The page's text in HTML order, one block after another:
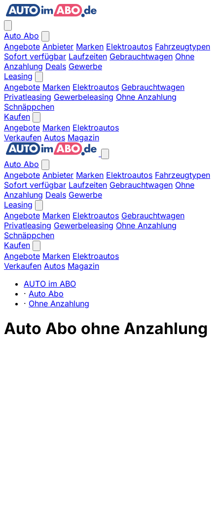
Auto Abo
Angebote Anbieter Marken Elektroautos Fahrzeugtypen
Sofort verfügbar Laufzeiten Gebrauchtwagen Ohne
Anzahlung Deals Gewerbe
Leasing
Angebote Marken Elektroautos Gebrauchtwagen
Privatleasing Gewerbeleasing Ohne Anzahlung
Schnäppchen
Kaufen
Angebote Marken Elektroautos
Verkaufen Autos Magazin
Auto Abo
Angebote Anbieter Marken Elektroautos Fahrzeugtypen
Sofort verfügbar Laufzeiten Gebrauchtwagen Ohne
Anzahlung Deals Gewerbe
Leasing
Angebote Marken Elektroautos Gebrauchtwagen
Privatleasing Gewerbeleasing Ohne Anzahlung
Schnäppchen
Kaufen
Angebote Marken Elektroautos
Verkaufen Autos Magazin
AUTO im ABO
· Auto Abo
· Ohne Anzahlung
Auto Abo ohne Anzahlung